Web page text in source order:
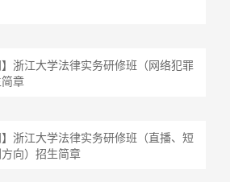
】浙江大学法律实务研修班（网络犯罪
章
】浙江大学法律实务研修班（直播、短
向）招生简章